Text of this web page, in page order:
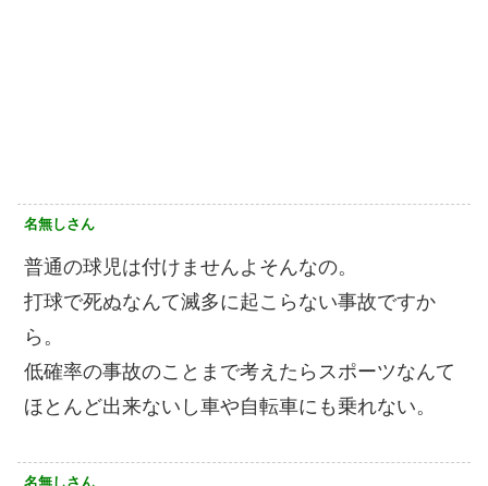
名無しさん
普通の球児は付けませんよそんなの。
打球で死ぬなんて滅多に起こらない事故ですか
ら。
低確率の事故のことまで考えたらスポーツなんて
ほとんど出来ないし車や自転車にも乗れない。
名無しさん